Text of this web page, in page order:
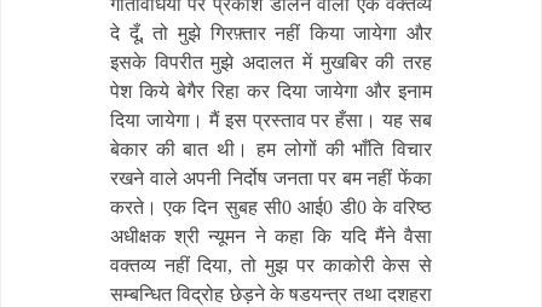
गतिविधियों पर प्रकाश डालने वाला एक वक्तव्य
दे दूँ, तो मुझे गिरफ़्तार नहीं किया जायेगा और
इसके विपरीत मुझे अदालत में मुखबिर की तरह
पेश किये बेगैर रिहा कर दिया जायेगा और इनाम
दिया जायेगा। मैं इस प्रस्ताव पर हँसा। यह सब
बेकार की बात थी। हम लोगों की भाँति विचार
रखने वाले अपनी निर्दोष जनता पर बम नहीं फेंका
करते। एक दिन सुबह सी0 आई0 डी0 के वरिष्ठ
अधीक्षक श्री न्यूमन ने कहा कि यदि मैंने वैसा
वक्तव्य नहीं दिया, तो मुझ पर काकोरी केस से
सम्बन्धित विद्रोह छेड़ने के षडयन्त्र तथा दशहरा